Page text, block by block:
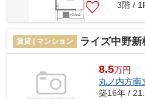
3階 /
賃貸 | マンション ライズ中野新
8.5万円
丸ノ内方南
築16年 /